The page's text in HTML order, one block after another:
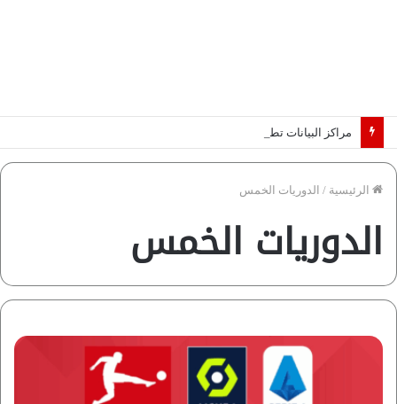
الرئيسية / الدوريات الخمس
الدوريات الخمس